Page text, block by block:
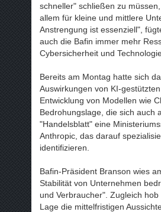
schneller" schließen zu
allem für kleine und mittlere
Anstrengung ist essenziell",
auch die Bafin immer mehr
Cybersicherheit und
Bereits am Montag hatte sich
Auswirkungen von KI-
Entwicklung von Modellen wie
Bedrohungslage, die sich auch
"Handelsblatt" eine
Anthropic, das darauf
identifizieren.
Bafin-Präsident Branson wies
Stabilität von Unternehmen
und Verbraucher". Zugleich
Lage die mittelfristigen